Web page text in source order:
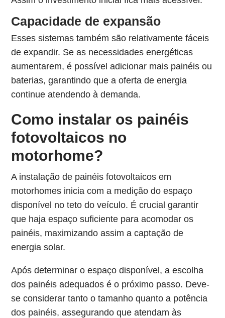
Capacidade de expansão
Esses sistemas também são relativamente fáceis
de expandir. Se as necessidades energéticas
aumentarem, é possível adicionar mais painéis ou
baterias, garantindo que a oferta de energia
continue atendendo à demanda.
Como instalar os painéis
fotovoltaicos no
motorhome?
A instalação de painéis fotovoltaicos em
motorhomes inicia com a medição do espaço
disponível no teto do veículo. É crucial garantir
que haja espaço suficiente para acomodar os
painéis, maximizando assim a captação de
energia solar.
Após determinar o espaço disponível, a escolha
dos painéis adequados é o próximo passo. Deve-
se considerar tanto o tamanho quanto a potência
dos painéis, assegurando que atendam às